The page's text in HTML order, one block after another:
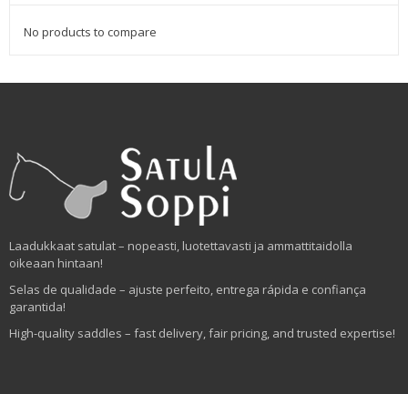
No products to compare
Laadukkaat satulat – nopeasti, luotettavasti ja ammattitaidolla
oikeaan hintaan!
Selas de qualidade – ajuste perfeito, entrega rápida e confiança
garantida!
High-quality saddles – fast delivery, fair pricing, and trusted expertise!